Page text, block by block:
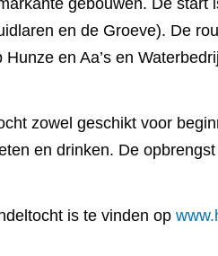
gebouwen. De
en de Groeve). De
en Aa’s en
zowel geschikt voor
en drinken. De
is te vinden op